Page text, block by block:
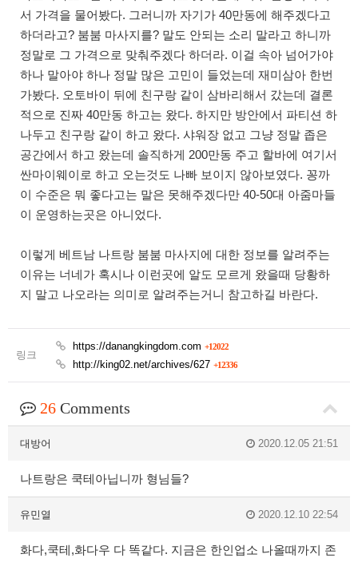
서 가격을 물어봤다. 그러니까 자기가 40만동에 해주겠다고
하더라고? 붐붐 마사지를? 말도 안되는 소리 말라고 하니까
정말로 그 가격으로 맞춰주겠다 하더라. 이걸 속아 넘어가야
하나 말아야 하나 정말 많은 고민이 들었는데 재미삼아 한번
가봤다. 오토바이 뒤에 친구랑 같이 삼바리해서 갔는데 결론
적으로 진짜 40만동 하고는 왔다. 하지만 방안에서 파티션 하
나두고 친구랑 같이 하고 왔다. 샤워장 없고 그냥 정말 좁은
공간에서 하고 왔는데 솔직하게 200만동 주고 할바에 여기서
싼마이웨이로 하고 오는것도 나빠 보이지 않아보였다. 꽁까
이 수준은 뭐 좋다고는 말은 못해주겠다만 40-50대 아줌마들
이 운영하는곳은 아니었다.
이렇게 베트남 나트랑 붐붐 마사지에 대한 정보를 알려주는
이유는 너네가 혹시나 이런곳에 알도 모르게 왔을때 당황하
지 말고 나오라는 의미로 알려주는거니 참고하길 바란다.
링크
https://danangkingdom.com +12022
http://king02.net/archives/627 +12336
26 Comments
대방어 2020.12.05 21:51
나트랑은 쿡테아닙니까 형님들?
유민열 2020.12.10 22:54
화다,쿡테,화다우 다 똑같다. 지금은 한인업소 나올때까지 존